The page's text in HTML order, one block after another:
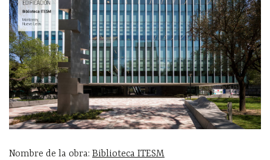
Nombre de la obra: Biblioteca ITESM